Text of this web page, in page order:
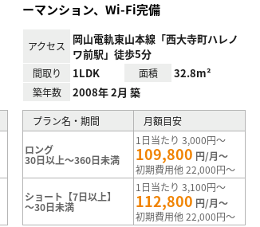
ーマンション、Wi-Fi完備
アクセス
岡山電軌東山本線「西大寺町ハレノ
ワ前駅」徒歩5分
間取り 1LDK 面積 32.8m²
築年数 2008年 2月 築
プラン名・期間 月額目安
ロング
30日以上～360日未満
1日当たり 3,000円～
109,800 円/月～
初期費用他 22,000円～
ショート【7日以上】
～30日未満
1日当たり 3,100円～
112,800 円/月～
初期費用他 22,000円～